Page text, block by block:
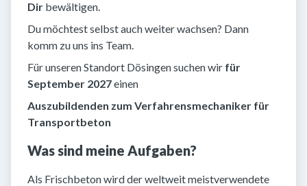
Dir bewältigen.
Du möchtest selbst auch weiter wachsen? Dann
komm zu uns ins Team.
Für unseren Standort Dösingen suchen wir für
September 2027einen
Auszubildenden zum Verfahrensmechaniker für
Transportbeton
Was sind meine Aufgaben?
Als Frischbeton wird der weltweit meistverwendete